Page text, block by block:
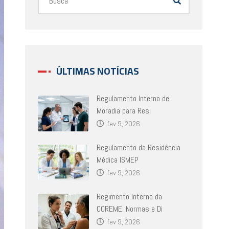
ÚLTIMAS NOTÍCIAS
Regulamento Interno de
Moradia para Resi
fev 9, 2026
Regulamento da Residência
Médica ISMEP
fev 9, 2026
Regimento Interno da
COREME: Normas e Di
fev 9, 2026